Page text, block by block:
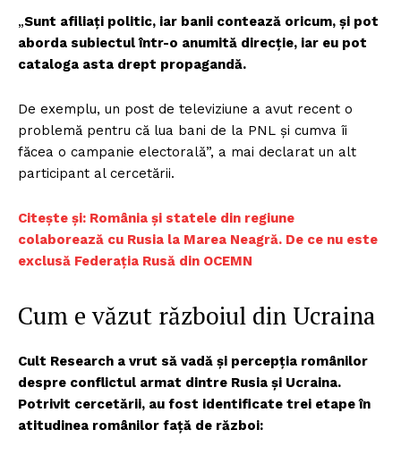
„Sunt afiliați politic, iar banii contează oricum, și pot
aborda subiectul într-o anumită direcție, iar eu pot
cataloga asta drept propagandă.
De exemplu, un post de televiziune a avut recent o
problemă pentru că lua bani de la PNL și cumva îi
făcea o campanie electorală”, a mai declarat un alt
participant al cercetării.
Citește și: România și statele din regiune
colaborează cu Rusia la Marea Neagră. De ce nu este
exclusă Federația Rusă din OCEMN
Cum e văzut războiul din Ucraina
Cult Research a vrut să vadă și percepția românilor
despre conflictul armat dintre Rusia și Ucraina.
Potrivit cercetării, au fost identificate trei etape în
atitudinea românilor față de război: